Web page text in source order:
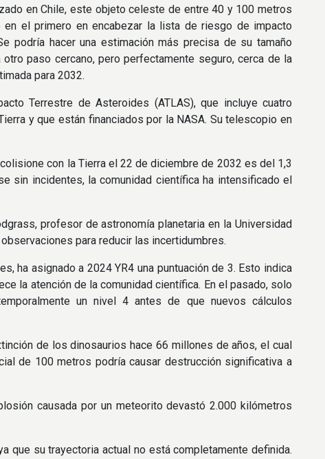
en Chile, este objeto celeste de entre 40 y 100 metros
el primero en encabezar la lista de riesgo de impacto
podría hacer una estimación más precisa de su tamaño
paso cercano, pero perfectamente seguro, cerca de la
para 2032.
Terrestre de Asteroides (ATLAS), que incluye cuatro
y que están financiados por la NASA. Su telescopio en
con la Tierra el 22 de diciembre de 2032 es del 1,3
sin incidentes, la comunidad científica ha intensificado el
profesor de astronomía planetaria en la Universidad
para reducir las incertidumbres.
ha asignado a 2024 YR4 una puntuación de 3. Esto indica
la atención de la comunidad científica. En el pasado, solo
un nivel 4 antes de que nuevos cálculos
de los dinosaurios hace 66 millones de años, el cual
de 100 metros podría causar destrucción significativa a
causada por un meteorito devastó 2.000 kilómetros
que su trayectoria actual no está completamente definida.